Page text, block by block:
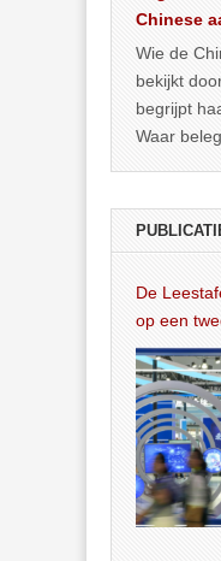
Chinese
Wie de
bekijkt
begrijpt
Waar
De Leestafel #
op een